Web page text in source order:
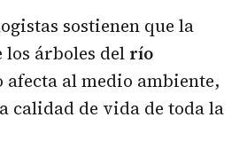
sostienen que la
los árboles del río
afecta al medio ambiente,
calidad de vida de toda la